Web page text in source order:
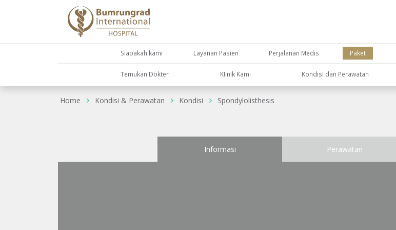
Siapakah kami Layanan Pasien Perjalanan Medis Paket
Temukan Dokter KIinik Kami Kondisi dan Perawatan
Home Kondisi & Perawatan Kondisi Spondylolisthesis
Informasi Perawatan